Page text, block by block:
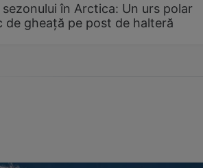
sezonului în Arctica: Un urs polar
de gheață pe post de halteră